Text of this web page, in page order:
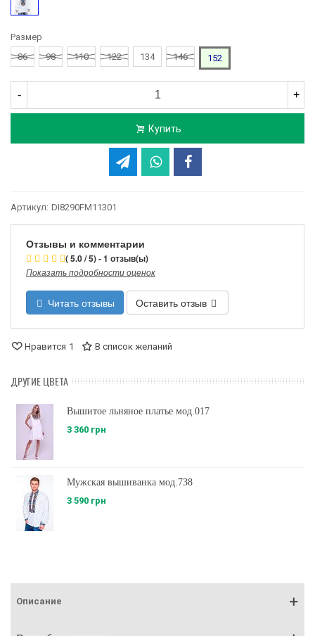
Размер
86
98 110 122 134 146 152
- +
Купить
Артикул: DI8290FM11301
Отзывы и комментарии
( 5.0 / 5) - 1 отзыв(ы)
Показать подробности оценок
Читать отзывы Оставить отзыв
Нравится 1 В список желаний
ДРУГИЕ ЦВЕТА
Вышитое льняное платье мод.017
3 360 грн
Мужская вышиванка мод.738
3 590 грн
Описание